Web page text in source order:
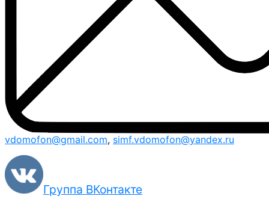
vdomofon@gmail.com, simf.vdomofon@yandex.ru
Группа ВКонтакте